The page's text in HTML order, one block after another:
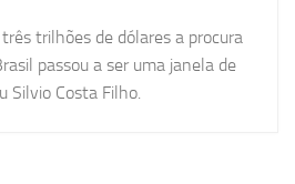
trilhões de dólares a procura
passou a ser uma janela de
Silvio Costa Filho.